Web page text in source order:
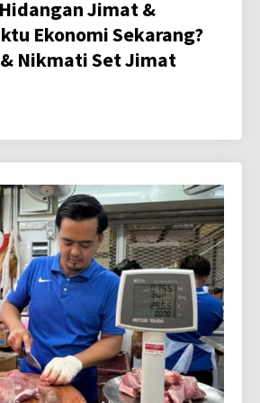
Jimat &
Ekonomi Sekarang?
& Nikmati Set Jimat